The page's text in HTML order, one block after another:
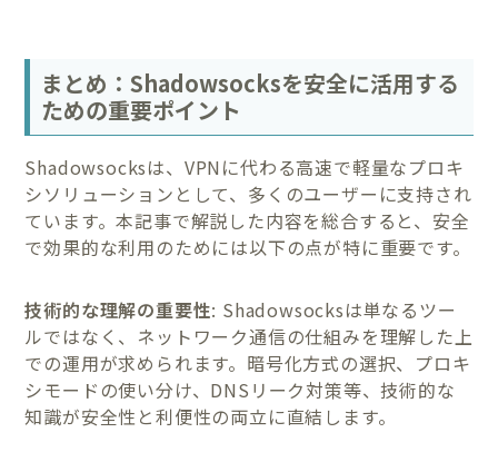
まとめ：Shadowsocksを安全に活用する
ための重要ポイント
Shadowsocksは、VPNに代わる高速で軽量なプロキ
シソリューションとして、多くのユーザーに支持され
ています。本記事で解説した内容を総合すると、安全
で効果的な利用のためには以下の点が特に重要です。
技術的な理解の重要性: Shadowsocksは単なるツー
ルではなく、ネットワーク通信の仕組みを理解した上
での運用が求められます。暗号化方式の選択、プロキ
シモードの使い分け、DNSリーク対策等、技術的な
知識が安全性と利便性の両立に直結します。